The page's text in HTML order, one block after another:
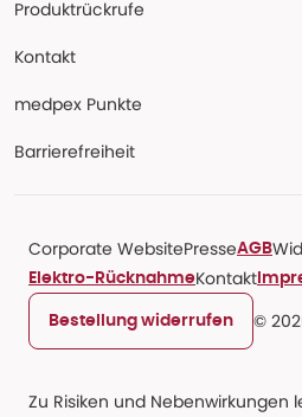
Produktrückrufe
Kontakt
medpex Punkte
Barrierefreiheit
Corporate WebsitePresseAGB
Elektro-RücknahmeKontakt
Bestellung widerrufen ©
Zu Risiken und Nebenwirkungen